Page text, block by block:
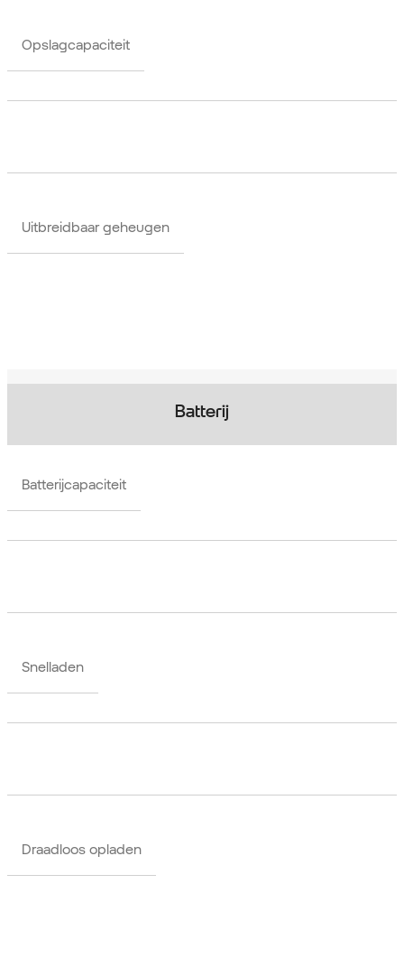
Opslagcapaciteit
Uitbreidbaar geheugen
Batterij
Batterijcapaciteit
Snelladen
Draadloos opladen